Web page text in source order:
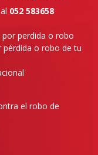
052 583658
perdida o robo
pérdida o robo de tu
el robo de